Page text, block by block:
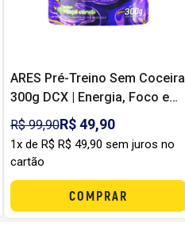
ARES Pré-Treino Sem Coceira
300g DCX | Energia, Foco e
Pump sem Formigamento
R$ 99,90R$ 49,90
1x de R$ R$ 49,90 sem juros no
cartão
COMPRAR